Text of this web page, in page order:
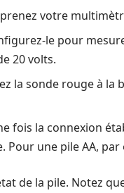
votre
le pour
20 volts.
la sonde rouge à la
fois la connexion
Pour une pile AA,
de la pile. Notez